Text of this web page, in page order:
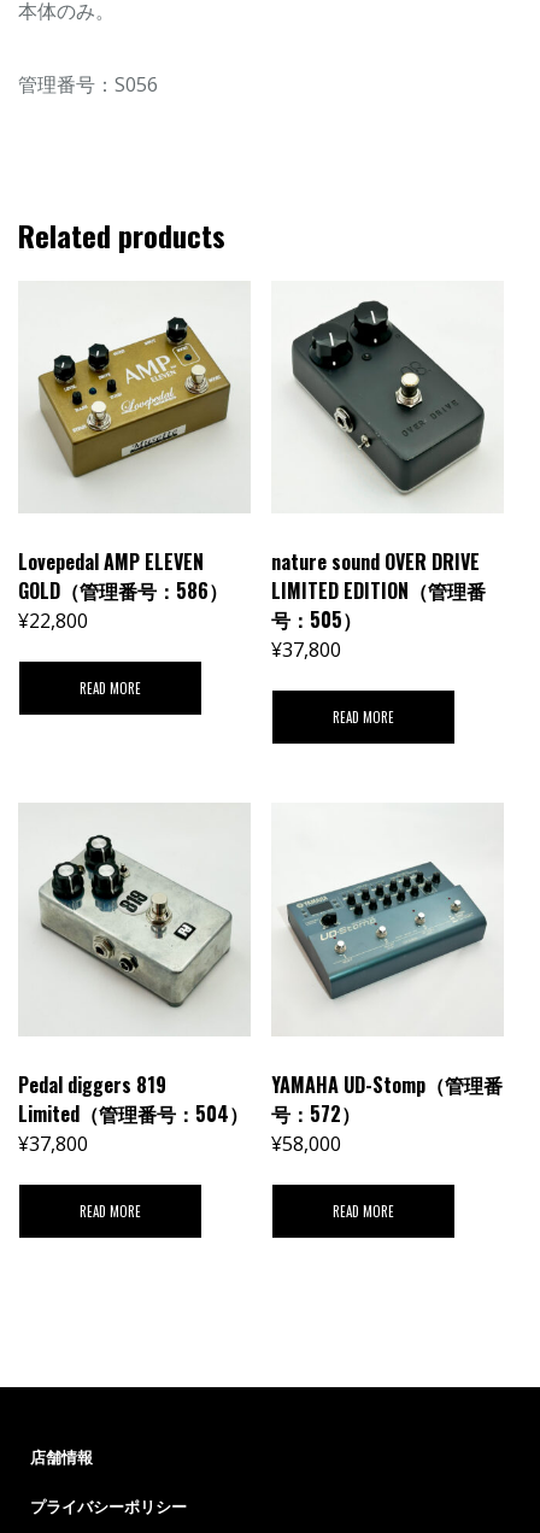
本体のみ。
管理番号：S056
Related products
Lovepedal AMP ELEVEN
GOLD（管理番号：586）
¥22,800
READ MORE
nature sound OVER DRIVE
LIMITED EDITION（管理番
号：505）
¥37,800
READ MORE
Pedal diggers 819
Limited（管理番号：504）
¥37,800
READ MORE
YAMAHA UD-Stomp（管理番
号：572）
¥58,000
READ MORE
店舗情報
プライバシーポリシー